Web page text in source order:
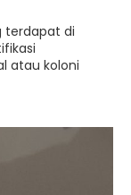
terdapat di
atau koloni